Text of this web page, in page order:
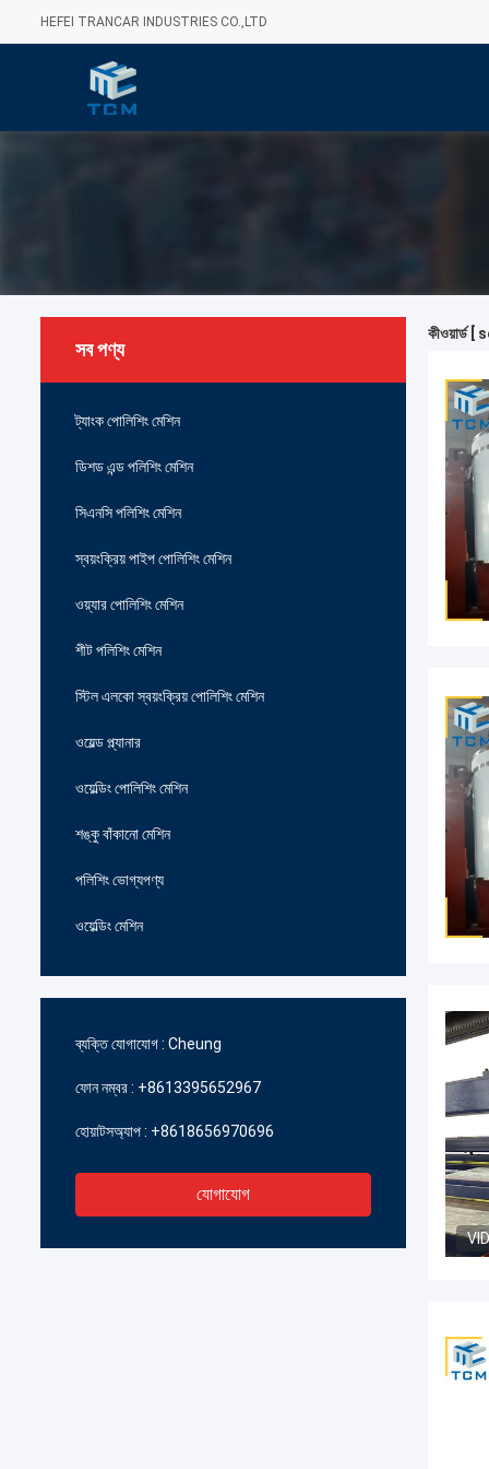
HEFEI TRANCAR INDUSTRIES CO.,LTD
সব পণ্য
ট্যাংক পোলিশিং মেশিন
ডিশড এন্ড পলিশিং মেশিন
সিএনসি পলিশিং মেশিন
স্বয়ংক্রিয় পাইপ পোলিশিং মেশিন
ওয়্যার পোলিশিং মেশিন
শীট পলিশিং মেশিন
স্টিল এলকো স্বয়ংক্রিয় পোলিশিং মেশিন
ওয়েল্ড প্ল্যানার
ওয়েল্ডিং পোলিশিং মেশিন
শঙ্কু বাঁকানো মেশিন
পলিশিং ভোগ্যপণ্য
ওয়েল্ডিং মেশিন
ব্যক্তি যোগাযোগ : Cheung
ফোন নম্বর : +8613395652967
হোয়াটসঅ্যাপ : +8618656970696
যোগাযোগ
কীওয়ার্ড